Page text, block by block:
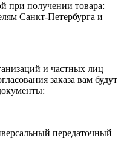
при получении товара:
Санкт-Петербурга и
и частных лиц
заказа вам будут
передаточный